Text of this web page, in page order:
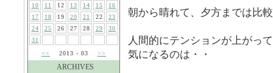
10
11 12 13 14 15
16
17
18 19 20 21 22
23
24
25 26 27 28 29
30
31
<<
2013 - 03 >>
ARCHIVES
朝から晴れて、夕方までは比
人間的にテンションが上がっ
気になるのは・・